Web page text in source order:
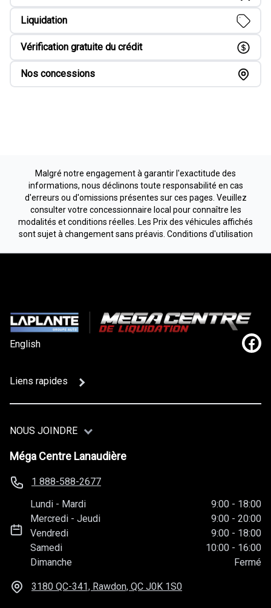
Liquidation
Vérification gratuite du crédit
Nos concessions
Malgré notre engagement à garantir l'exactitude des
informations, nous déclinons toute responsabilité en cas
d'erreurs ou d'omissions présentes sur ces pages. Veuillez
consulter votre concessionnaire local pour connaître les
modalités et conditions réelles. Les Prix des véhicules affichés
sont sujet à changement sans préavis. Conditions d'utilisation
English
Liens rapides
NOUS JOINDRE
Méga Centre Lanaudière
1 888-588-2677
Lundi - Mardi 9:00 - 18:00
Mercredi -Jeudi 9:00 - 20:00
Vendredi
9:00 - 18:00
Samedi
10:00 - 16:00
Dimanche
Fermé
3180 QC-341, Rawdon, QC J0K 1S0